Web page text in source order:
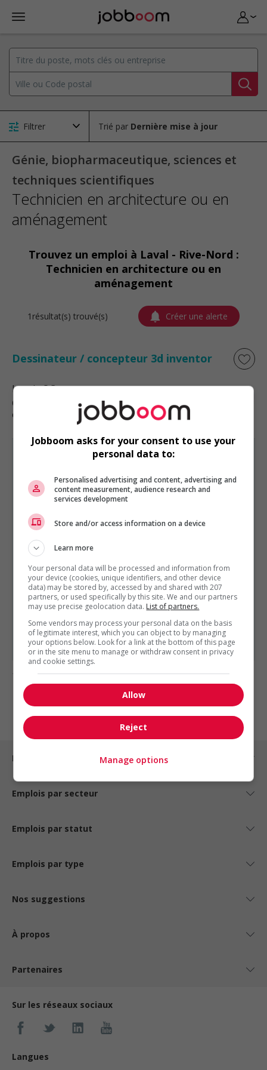
Filtrer Trié par
Génie, biopharmaceutique, sciences et
techniques scientifiques
Technicien en architecture ou en
aménagement
Trouvez un emploi à Laval - Rive-Nord :
Technicien en architecture ou en
aménagement
1résultat(s) trouvé(s) Créer une alerte
Dessinateur / concepteur 3d inventor
Laval, QC
Génie, biopharmaceutique, sciences
et techniques scientifiques
GÉNIE, BIOPHARMACEUTIQUE, SCIENCES ET TECHNIQUES
EST PRÉSENTÉ PAR
TEHORA Québec, Québec
Autres offres de l'entreprise
Ingénieur civil infrastructure (h/f) -intermédiaire
Ingénieur de chantier dans le domaine du...
Ingénieur cpi en génie civil (h/f) - infrastructures
Ingénieur cpi en génie civil (h/f) - infrastructures
Ingénieur cpi en génie civil (h/f) - infrastructures
Ingénieur cpi en génie civil (h/f) - infrastructures
1 - 1 de 1 résultats
1
Emplois par ville
Emplois par secteur
Emplois par statut
Emplois par type
Nos suggestions
À propos
Partenaires
Sur les réseaux sociaux
Langues
Jobboom asks for your consent to use your
personal data to:
Personalised advertising and content, advertising and
content measurement, audience research and
services development
Store and/or access information on a device
Learn more
Your personal data will be processed and information from
your device (cookies, unique identifiers, and other device
data) may be stored by, accessed by and shared with 207
partners, or used specifically by this site. We and our partners
may use precise geolocation data. List of partners.
Some vendors may process your personal data on the basis
of legitimate interest, which you can object to by managing
your options below. Look for a link at the bottom of this page
or in the site menu to manage or withdraw consent in privacy
and cookie settings.
Allow
Reject
Manage options